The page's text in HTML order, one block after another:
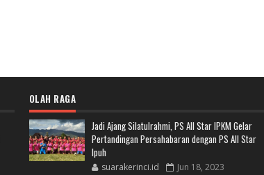
OLAH RAGA
Jadi Ajang Silatulrahmi, PS All Star IPKM Gelar
Pertandingan Persahabaran dengan PS All Star
Ipuh
suarakerinci.id Jun 18, 2023